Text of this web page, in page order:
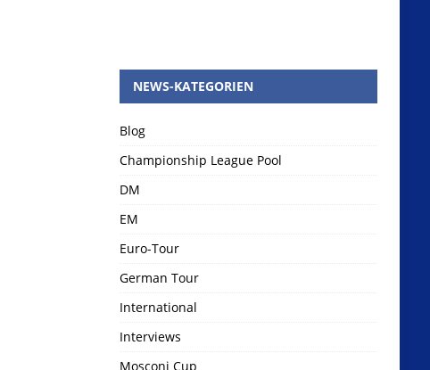
NEWS-KATEGORIEN
Blog
Championship League Pool
DM
EM
Euro-Tour
German Tour
International
Interviews
Mosconi Cup